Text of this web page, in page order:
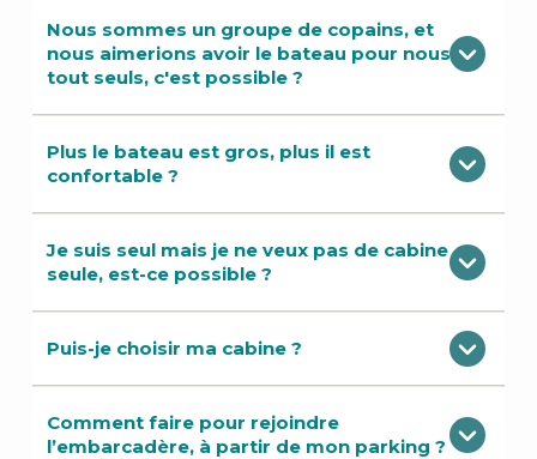
Nous sommes un groupe de copains, et
nous aimerions avoir le bateau pour nous
tout seuls, c'est possible ?
Plus le bateau est gros, plus il est
confortable ?
Je suis seul mais je ne veux pas de cabine
seule, est-ce possible ?
Puis-je choisir ma cabine ?
Comment faire pour rejoindre
l’embarcadère, à partir de mon parking ?